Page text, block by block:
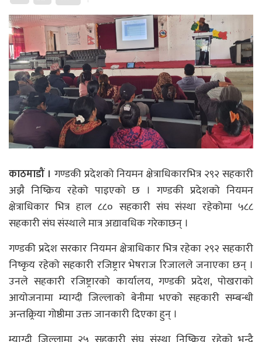
काठमाडौं । गण्डकी प्रदेशको नियमन क्षेत्राधिकारभित्र २९२ सहकारी
अझै निष्क्रिय रहेको पाइएको छ । गण्डकी प्रदेशको नियमन
क्षेत्राधिकार भित्र हाल ८८० सहकारी संघ संस्था रहेकोमा ५८८
सहकारी संघ संस्थाले मात्र अद्यावधिक गरेकाछन् ।
गण्डकी प्रदेश सरकार नियमन क्षेत्राधिकार भित्र रहेका २९२ सहकारी
निष्कृय रहेको सहकारी रजिष्ट्रार भेषराज रिजालले जनाएका छन् ।
उनले सहकारी रजिष्ट्रारको कार्यालय, गण्डकी प्रदेश, पोखराको
आयोजनामा म्याग्दी जिल्लाको बेनीमा भएको सहकारी सम्बन्धी
अन्तक्र्रिया गोष्ठीमा उक्त जानकारी दिएका हुन् ।